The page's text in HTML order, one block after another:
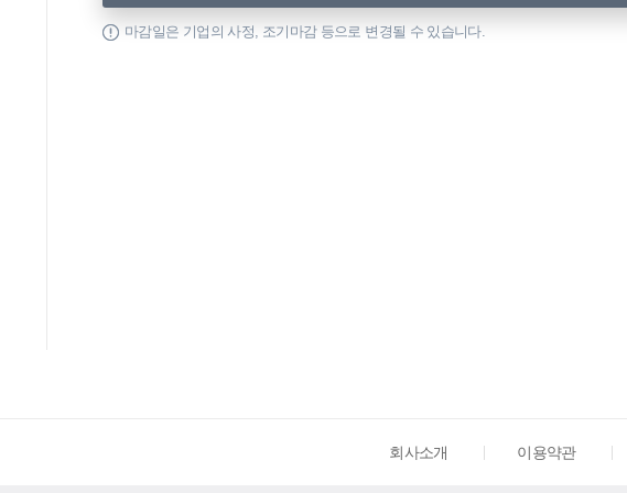
마감일은 기업의 사정, 조기마감 등으로 변경될 수 있습니다.
회사소개 이용약관